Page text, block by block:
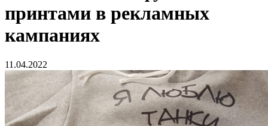
принтами в рекламных
кампаниях
11.04.2022